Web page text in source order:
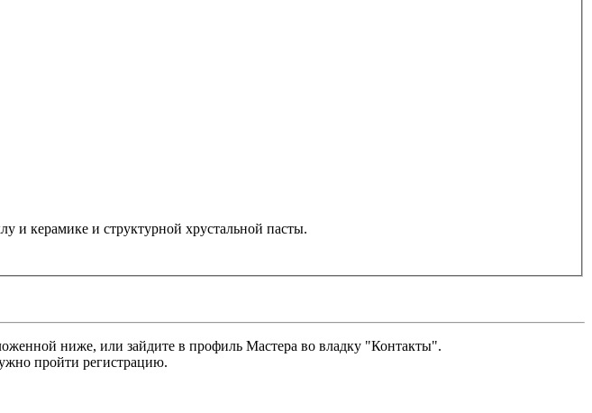
и керамике и структурной хрустальной пасты.
ниже, или зайдите в профиль Мастера во владку "Контакты".
пройти регистрацию.